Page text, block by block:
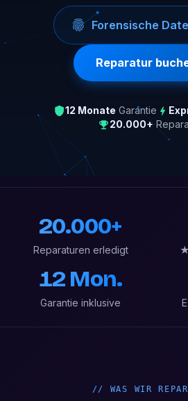
Forensische
Reparatur
12 Monate Garantie
20.000+
20.000+
Reparaturen erledigt
12 Mon.
Garantie inklusive
// WAS WIR